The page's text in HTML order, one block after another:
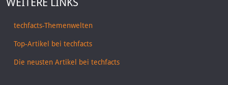
techfacts-Themenwelten
Top-Artikel bei techfacts
Die neusten Artikel bei techfacts